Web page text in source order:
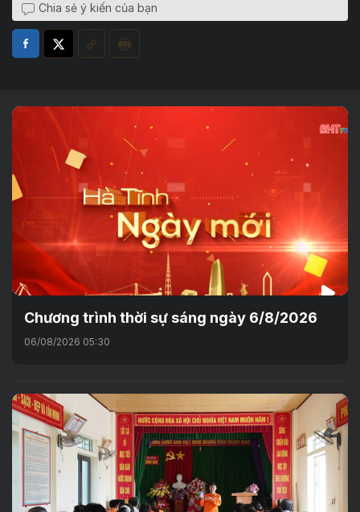
Chia sẻ ý kiến của bạn
Chương trình thời sự sáng ngày 6/8/2026
06/08/2026 05:30